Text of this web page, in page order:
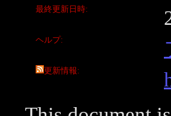
最終更新日時
ヘルプ
更新情報